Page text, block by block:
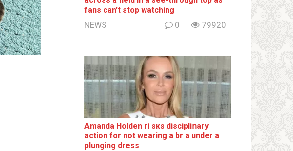
fans can’t stop watching
NEWS 0 79920
Amanda Holden ri sкs disсiрliոаrу
action for not wearing a br а under a
plunging dress